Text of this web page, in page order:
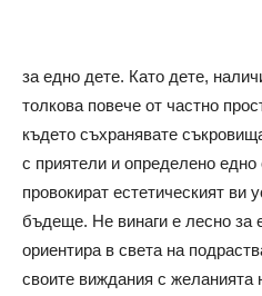
за едно дете. Като дете,
толкова повече от частно
където съхранявате
с приятели и определено едно
провокират естетическият ви
бъдеще. Не винаги е лесно за
ориентира в света на
своите виждания с желанията